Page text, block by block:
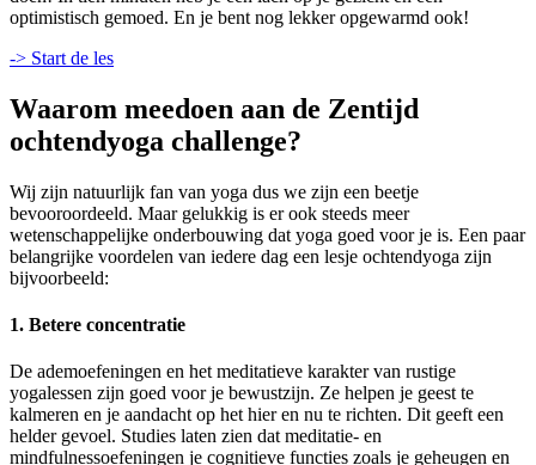
optimistisch gemoed. En je bent nog lekker opgewarmd ook!
-> Start de les
Waarom meedoen aan de Zentijd
ochtendyoga challenge?
Wij zijn natuurlijk fan van yoga dus we zijn een beetje
bevooroordeeld. Maar gelukkig is er ook steeds meer
wetenschappelijke onderbouwing dat yoga goed voor je is. Een paar
belangrijke voordelen van iedere dag een lesje ochtendyoga zijn
bijvoorbeeld:
1. Betere concentratie
De ademoefeningen en het meditatieve karakter van rustige
yogalessen zijn goed voor je bewustzijn. Ze helpen je geest te
kalmeren en je aandacht op het hier en nu te richten. Dit geeft een
helder gevoel. Studies laten zien dat meditatie- en
mindfulnessoefeningen je cognitieve functies zoals je geheugen en